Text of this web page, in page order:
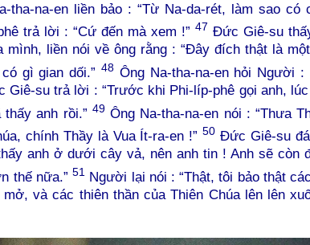
tha-na-en liền bảo : “Từ Na-da-rét, làm sao có
trả lời : “Cứ đến mà xem !”47 Đức Giê-su
mình, liền nói về ông rằng : “Đây đích thật là
gì gian dối.” 48Ông Na-tha-na-en hỏi Người :
Giê-su trả lời : “Trước khi Phi-líp-phê gọi anh, lúc
anh rồi.” 49Ông Na-tha-na-en nói : “Thưa
chính Thầy là Vua Ít-ra-en !”50 Đức Giê-su
anh ở dưới cây vả, nên anh tin ! Anh sẽ còn
thế nữa.”51 Người lại nói : “Thật, tôi bảo thật
và các thiên thần của Thiên Chúa lên lên